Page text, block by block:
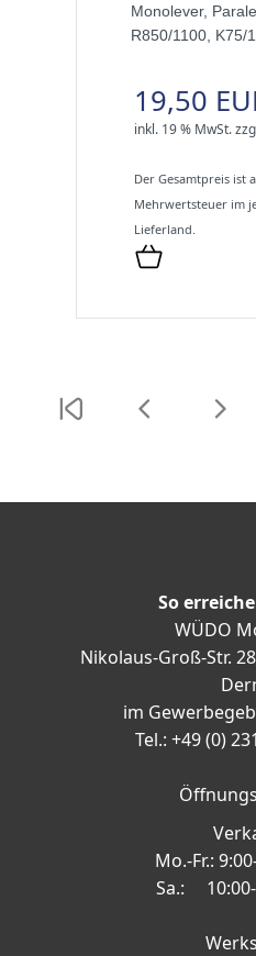
Monolever,
R850/1100, K75/
19,50
inkl. 19 % MwSt.
Der Gesamtpreis ist
Mehrwertsteuer im
Lieferland.
So
WÜDO
Nikolaus-Groß-Str.
im
Tel.: +49 (0)
Mo.-Fr.:
Sa.: